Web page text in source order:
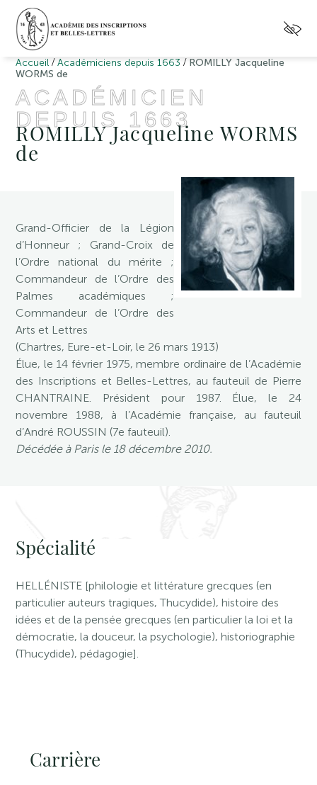
Accueil /Académiciens depuis 1663 / ROMILLY Jacqueline
WORMS de
ACADÉMICIEN
DEPUIS 1663
ROMILLY Jacqueline WORMS
de
Grand-Officier de la Légion
d’Honneur ; Grand-Croix de
l’Ordre national du mérite ;
Commandeur de l’Ordre des
Palmes académiques ;
Commandeur de l’Ordre des
Arts et Lettres
(Chartres, Eure-et-Loir, le 26 mars 1913)
Élue, le 14 février 1975, membre ordinaire de l’Académie
des Inscriptions et Belles-Lettres, au fauteuil de Pierre
CHANTRAINE. Président pour 1987. Élue, le 24
novembre 1988, à l’Académie française, au fauteuil
d’André ROUSSIN (7e fauteuil).
Décédée à Paris le 18 décembre 2010.
Spécialité
HELLÉNISTE [philologie et littérature grecques (en
particulier auteurs tragiques, Thucydide), histoire des
idées et de la pensée grecques (en particulier la loi et la
démocratie, la douceur, la psychologie), historiographie
(Thucydide), pédagogie].
Carrière